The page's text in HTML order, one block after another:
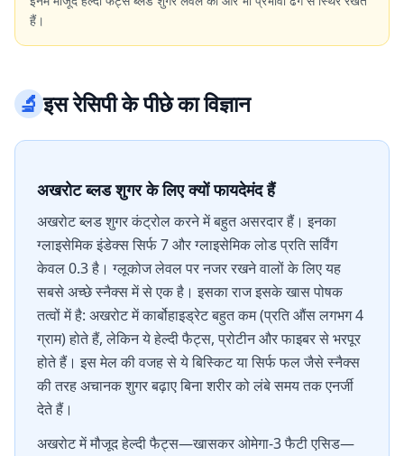
हैं।
🔬इस रेसिपी के पीछे का विज्ञान
अखरोट ब्लड शुगर के लिए क्यों फायदेमंद हैं
अखरोट ब्लड शुगर कंट्रोल करने में बहुत असरदार हैं। इनका
ग्लाइसेमिक इंडेक्स सिर्फ 7 और ग्लाइसेमिक लोड प्रति सर्विंग
केवल 0.3 है। ग्लूकोज लेवल पर नजर रखने वालों के लिए यह
सबसे अच्छे स्नैक्स में से एक है। इसका राज इसके खास पोषक
तत्वों में है: अखरोट में कार्बोहाइड्रेट बहुत कम (प्रति औंस लगभग 4
ग्राम) होते हैं, लेकिन ये हेल्दी फैट्स, प्रोटीन और फाइबर से भरपूर
होते हैं। इस मेल की वजह से ये बिस्किट या सिर्फ फल जैसे स्नैक्स
की तरह अचानक शुगर बढ़ाए बिना शरीर को लंबे समय तक एनर्जी
देते हैं।
अखरोट में मौजूद हेल्दी फैट्स—खासकर ओमेगा-3 फैटी एसिड—